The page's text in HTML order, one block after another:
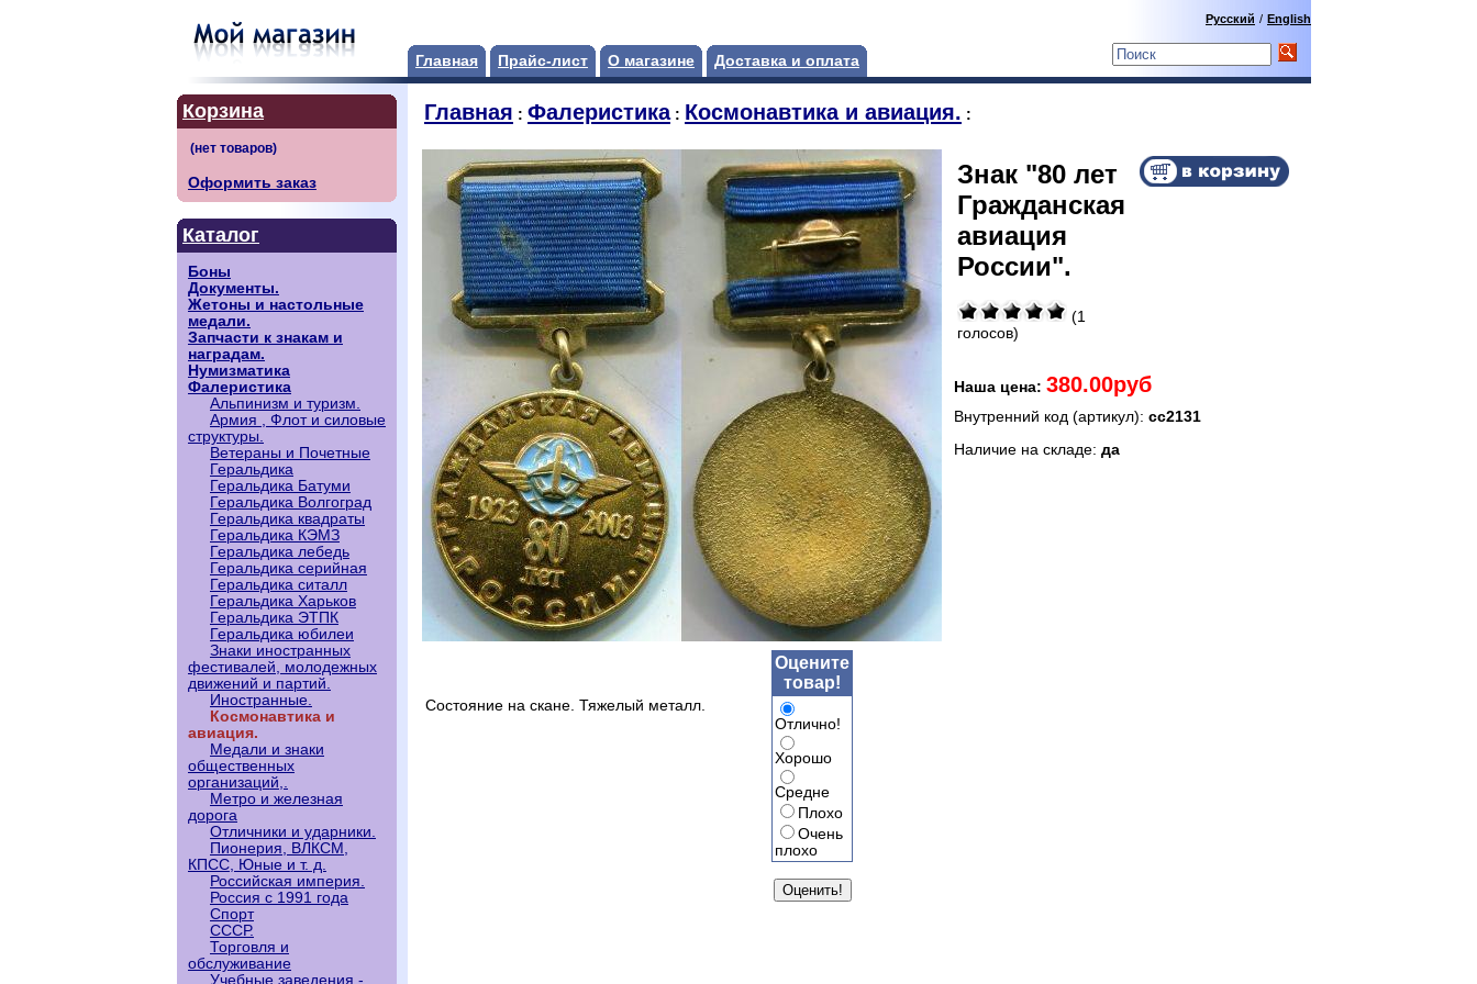
Главная Прайс-лист О магазине Доставка и оплата
Русский / English
Корзина
Оформить заказ
Каталог
Боны
Документы.
Жетоны и настольные
медали.
Запчасти к знакам и
наградам.
Нумизматика
Фалеристика
Альпинизм и туризм.
Армия , Флот и силовые
структуры.
Ветераны и Почетные
Геральдика
Геральдика Батуми
Геральдика Волгоград
Геральдика квадраты
Геральдика КЭМЗ
Геральдика лебедь
Геральдика серийная
Геральдика ситалл
Геральдика Харьков
Геральдика ЭТПК
Геральдика юбилеи
Знаки иностранных
фестивалей, молодежных
движений и партий.
Иностранные.
Космонавтика и
авиация.
Медали и знаки
общественных
организаций,.
Метро и железная
дорога
Отличники и ударники.
Пионерия, ВЛКСМ,
КПСС, Юные и т. д.
Российская империя.
Россия с 1991 года
Спорт
СССР.
Торговля и
обслуживание
Учебные заведения -
Главная : Фалеристика: Космонавтика и авиация. :
Знак "80 лет
Гражданская
авиация
России".
(1
голосов)
Наша цена: 380.00руб
Внутренний код (артикул): сс2131
Наличие на складе: да
Состояние на скане. Тяжелый металл.
Оцените
товар!
Отлично!
Хорошо
Средне
Плохо
Очень
плохо